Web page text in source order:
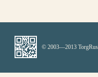
© 2003—2013